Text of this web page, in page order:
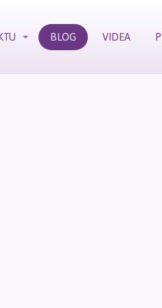
BLOG VIDEA